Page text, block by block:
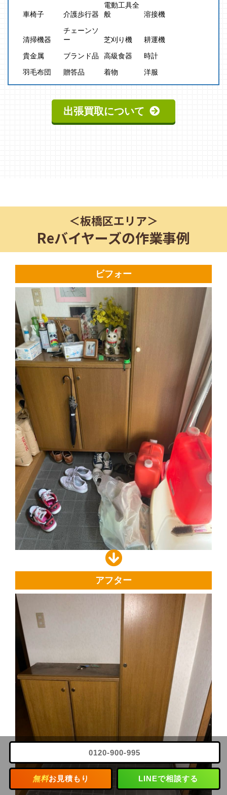
車椅子 介護歩行器
電動工具全
般
溶接機
清掃機器
チェーンソ
ー
芝刈り機
耕運機
貴金属
ブランド品 高級食器
時計
羽毛布団
贈答品 着物 洋服
出張買取について
＜板橋区エリア＞
Reバイヤーズの作業事例
ビフォー
アフター
0120-900-995
無料お見積もり LINEで相談する